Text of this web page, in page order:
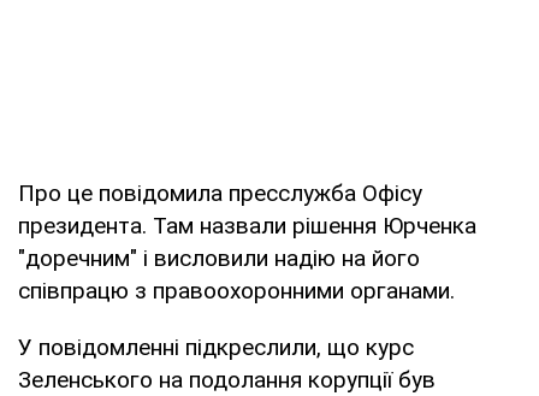
Про це повідомила пресслужба Офісу
президента. Там назвали рішення Юрченка
"доречним" і висловили надію на його
співпрацю з правоохоронними органами.
У повідомленні підкреслили, що курс
Зеленського на подолання корупції був